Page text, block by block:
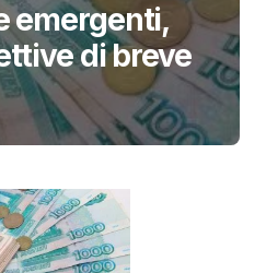
emergenti,
di breve